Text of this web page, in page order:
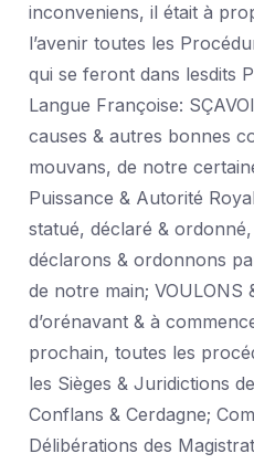
inconveniens, il était à
l’avenir toutes les
qui se feront dans lesdits
Langue Françoise:
causes & autres bonnes
mouvans, de notre
Puissance & Autorité
statué, déclaré &
déclarons & ordonnons
de notre main; VOULONS
d’orénavant & à
prochain, toutes les
les Sièges & Juridictions
Conflans & Cerdagne;
Délibérations des